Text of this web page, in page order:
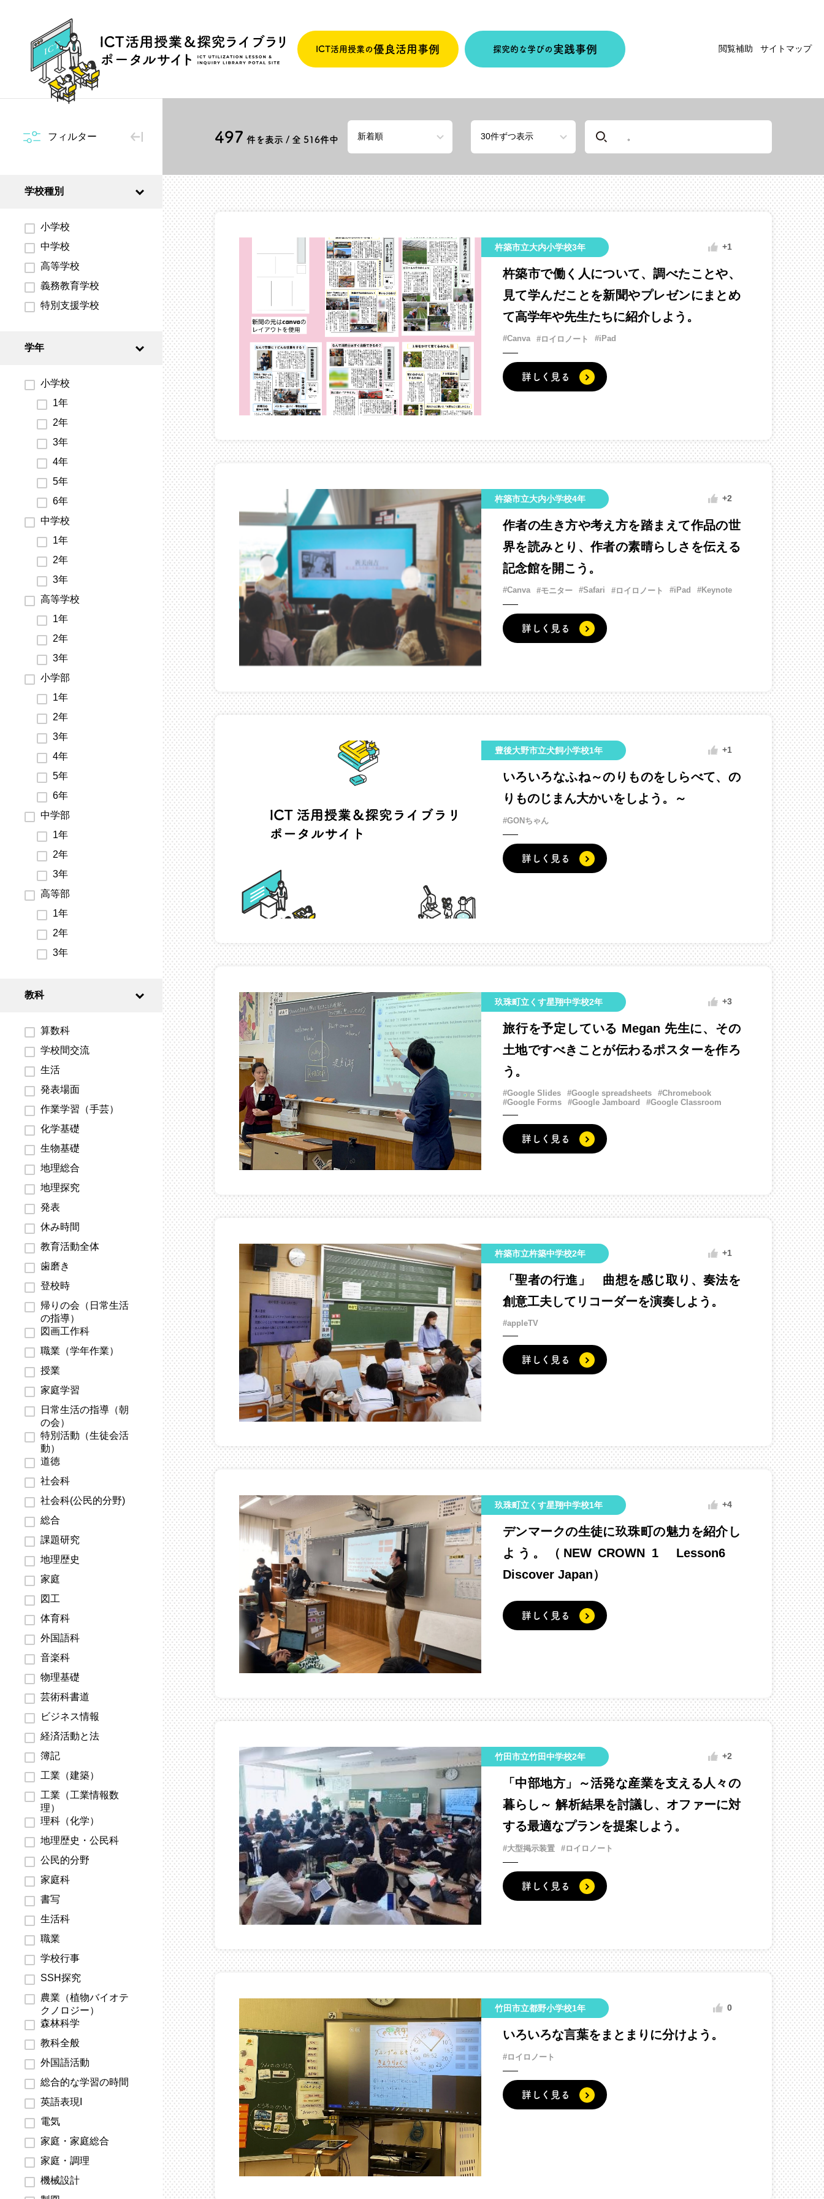
ICT活用授業の優良活用事例 探究的な学びの 実践事例 閲覧補助 サイトマップ
フィルター 497 件を表示 / 全 516件中
学校種別
小学校
中学校
高等学校
義務教育学校
特別支援学校
学年
小学校
1年
2年
3年
4年
5年
6年
中学校
1年
2年
3年
高等学校
1年
2年
3年
小学部
1年
2年
3年
4年
5年
6年
中学部
1年
2年
3年
高等部
1年
2年
3年
教科
算数科
学校間交流
生活
発表場面
作業学習（手芸）
化学基礎
生物基礎
地理総合
地理探究
発表
休み時間
教育活動全体
歯磨き
登校時
帰りの会（日常生活
の指導）
図画工作科
職業（学年作業）
授業
家庭学習
日常生活の指導（朝
の会）
特別活動（生徒会活
動）
道徳
社会科
社会科(公民的分野)
総合
課題研究
地理歴史
家庭
図工
体育科
外国語科
音楽科
物理基礎
芸術科書道
ビジネス情報
経済活動と法
簿記
工業（建築）
工業（工業情報数
理）
理科（化学）
地理歴史・公民科
公民的分野
家庭科
書写
生活科
職業
学校行事
SSH探究
農業（植物バイオテ
クノロジー）
森林科学
教科全般
外国語活動
総合的な学習の時間
英語表現I
電気
家庭・家庭総合
家庭・調理
機械設計
杵築市立大内小学校3年 +1
杵築市で働く人について、調べたことや、
見て学んだことを新聞やプレゼンにまとめ
て高学年や先生たちに紹介しよう。
#Canva #ロイロノート #iPad
詳しく見る
杵築市立大内小学校4年 +2
作者の生き方や考え方を踏まえて作品の世
界を読みとり、作者の素晴らしさを伝える
記念館を開こう。
#Canva #モニター #Safari #ロイロノート #iPad #Keynote
詳しく見る
豊後大野市立犬飼小学校1年 +1
いろいろなふね～のりものをしらべて、の
りものじまん大かいをしよう。～
#GONちゃん
詳しく見る
玖珠町立くす星翔中学校2年 +3
旅行を予定している Megan 先生に、その
土地ですべきことが伝わるポスターを作ろ
う。
#Google Slides #Google spreadsheets
#Chromebook
#Google Forms
#Google Jamboard #Google Classroom
詳しく見る
杵築市立杵築中学校2年 +1
「聖者の行進」 曲想を感じ取り、奏法を
創意工夫してリコーダーを演奏しよう。
#appleTV
詳しく見る
玖珠町立くす星翔中学校1年 +4
デンマークの生徒に玖珠町の魅力を紹介し
よう。（NEW CROWN 1 Lesson6
Discover Japan）
詳しく見る
竹田市立竹田中学校2年 +2
「中部地方」～活発な産業を支える人々の
暮らし～ 解析結果を討議し、オファーに対
する最適なプランを提案しよう。
#大型掲示装置 #ロイロノート
詳しく見る
竹田市立都野小学校1年 0
いろいろな言葉をまとまりに分けよう。
#ロイロノート
詳しく見る